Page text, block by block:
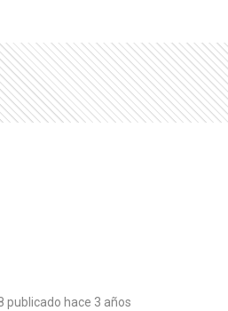
publicado hace 3 años